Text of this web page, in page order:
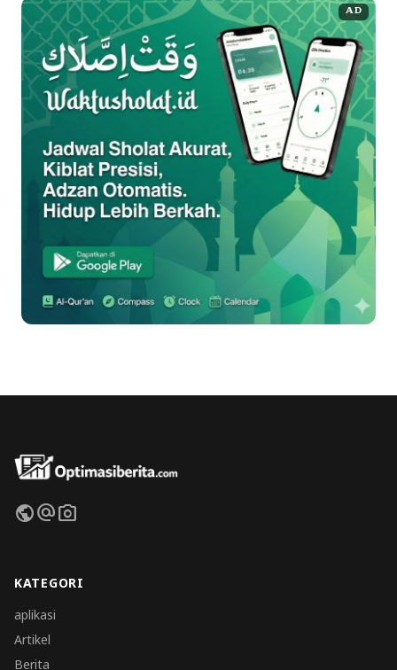
AD
publicalternate_emailphoto_camera
KATEGORI
aplikasi
Artikel
Berita